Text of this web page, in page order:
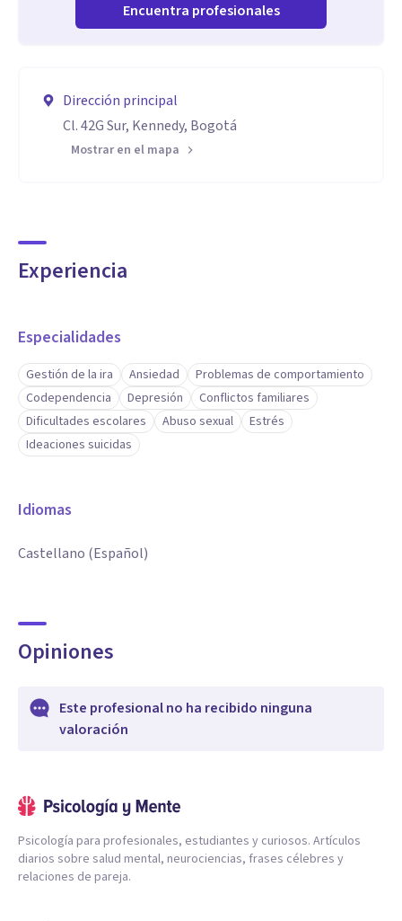
Encuentra profesionales
Dirección principal
Cl. 42G Sur, Kennedy, Bogotá
Mostrar en el mapa
Experiencia
Especialidades
Gestión de la ira Ansiedad
Problemas de comportamiento
Codependencia
Depresión
Conflictos familiares
Dificultades escolares
Abuso sexual
Estrés
Ideaciones suicidas
Idiomas
Castellano (Español)
Opiniones
Este profesional no ha recibido ninguna
valoración
Psicología para profesionales, estudiantes y curiosos. Artículos
diarios sobre salud mental, neurociencias, frases célebres y
relaciones de pareja.